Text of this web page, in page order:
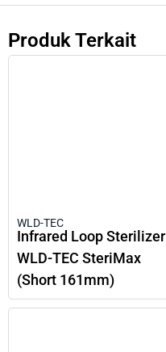
Produk Terkait
WLD-TEC
Infrared Loop Sterilizer
WLD-TEC SteriMax
(short 161mm)